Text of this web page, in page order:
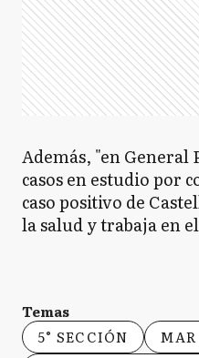
Además, "en General
casos en estudio por
caso positivo de
la salud y trabaja en
Temas
5° SECCIÓN